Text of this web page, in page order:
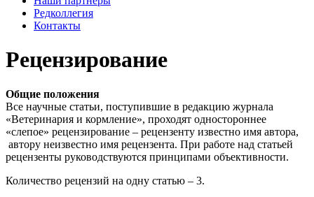
Редколлегия
Контакты
Рецензирование
Общие положения
Все научные статьи, поступившие в редакцию журнала
«Ветеринария и кормление», проходят одностороннее
«слепое» рецензирование – рецензенту известно имя автора,
автору неизвестно имя рецензента. При работе над статьей
рецензенты руководствуются принципами объективности.
Количество рецензий на одну статью – 3.